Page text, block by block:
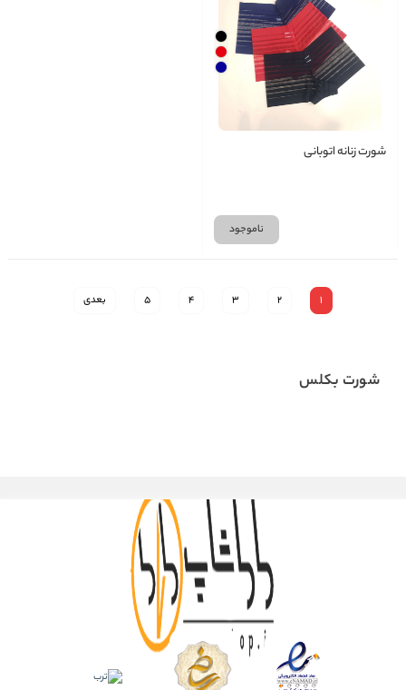
شورت زنانه اتوبانی
ناموجود
1
2
3
4
5 بعدی
شورت بکلس